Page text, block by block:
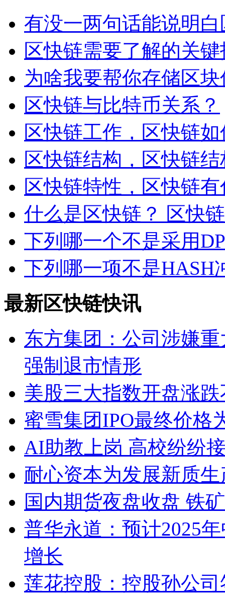
有没一两句话能说明
区快链需要了解的关
为啥我要帮你存储区
区快链与比特币关系？
区快链工作，区快链
区快链结构，区快链
区快链特性，区快链
什么是区快链？ 区快
下列哪一个不是采用
下列哪一项不是HASH
最新区快链快讯
东方集团：公司涉嫌
强制退市情形
美股三大指数开盘涨
蜜雪集团IPO最终价格
AI助教上岗 高校纷纷接
耐心资本为发展新质
国内期货夜盘收盘 铁
普华永道：预计2025
增长
莲花控股：控股孙公